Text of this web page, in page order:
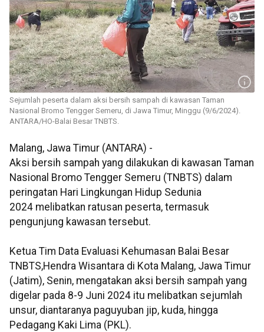
Sejumlah peserta dalam aksi bersih sampah di kawasan Taman
Nasional Bromo Tengger Semeru, di Jawa Timur, Minggu (9/6/2024).
ANTARA/HO-Balai Besar TNBTS.
Malang, Jawa Timur (ANTARA) -
Aksi bersih sampah yang dilakukan di kawasan Taman
Nasional Bromo Tengger Semeru (TNBTS) dalam
peringatan Hari Lingkungan Hidup Sedunia
2024 melibatkan ratusan peserta, termasuk
pengunjung kawasan tersebut.
Ketua Tim Data Evaluasi Kehumasan Balai Besar
TNBTS,Hendra Wisantara di Kota Malang, Jawa Timur
(Jatim), Senin, mengatakan aksi bersih sampah yang
digelar pada 8-9 Juni 2024 itu melibatkan sejumlah
unsur, diantaranya paguyuban jip, kuda, hingga
Pedagang Kaki Lima (PKL).